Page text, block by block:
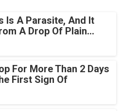
Is A Parasite, And It
A Drop Of Plain...
For More Than 2 Days
First Sign Of